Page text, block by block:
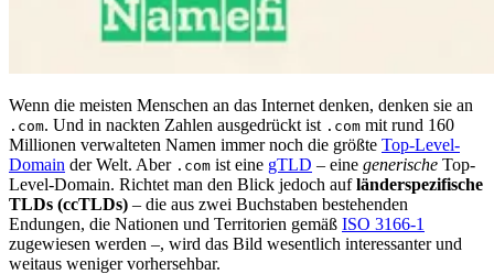
Wenn die meisten Menschen an das Internet denken, denken sie an
.com. Und in nackten Zahlen ausgedrückt ist .com mit rund 160
Millionen verwalteten Namen immer noch die größte Top-Level-
Domain der Welt. Aber .com ist eine gTLD – eine generische Top-
Level-Domain. Richtet man den Blick jedoch aufländerspezifische
TLDs (ccTLDs) – die aus zwei Buchstaben bestehenden
Endungen, die Nationen und Territorien gemäß ISO 3166-1
zugewiesen werden –, wird das Bild wesentlich interessanter und
weitaus weniger vorhersehbar.